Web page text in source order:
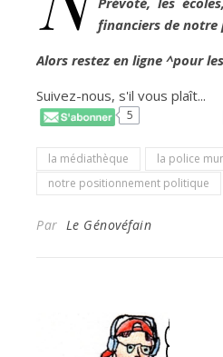
financiers de
Alors restez en ligne ^pour
Suivez-nous, s'il vous plaît...
5
la médiathèque la police
notre positionnement politique
Par Le Génovéfain